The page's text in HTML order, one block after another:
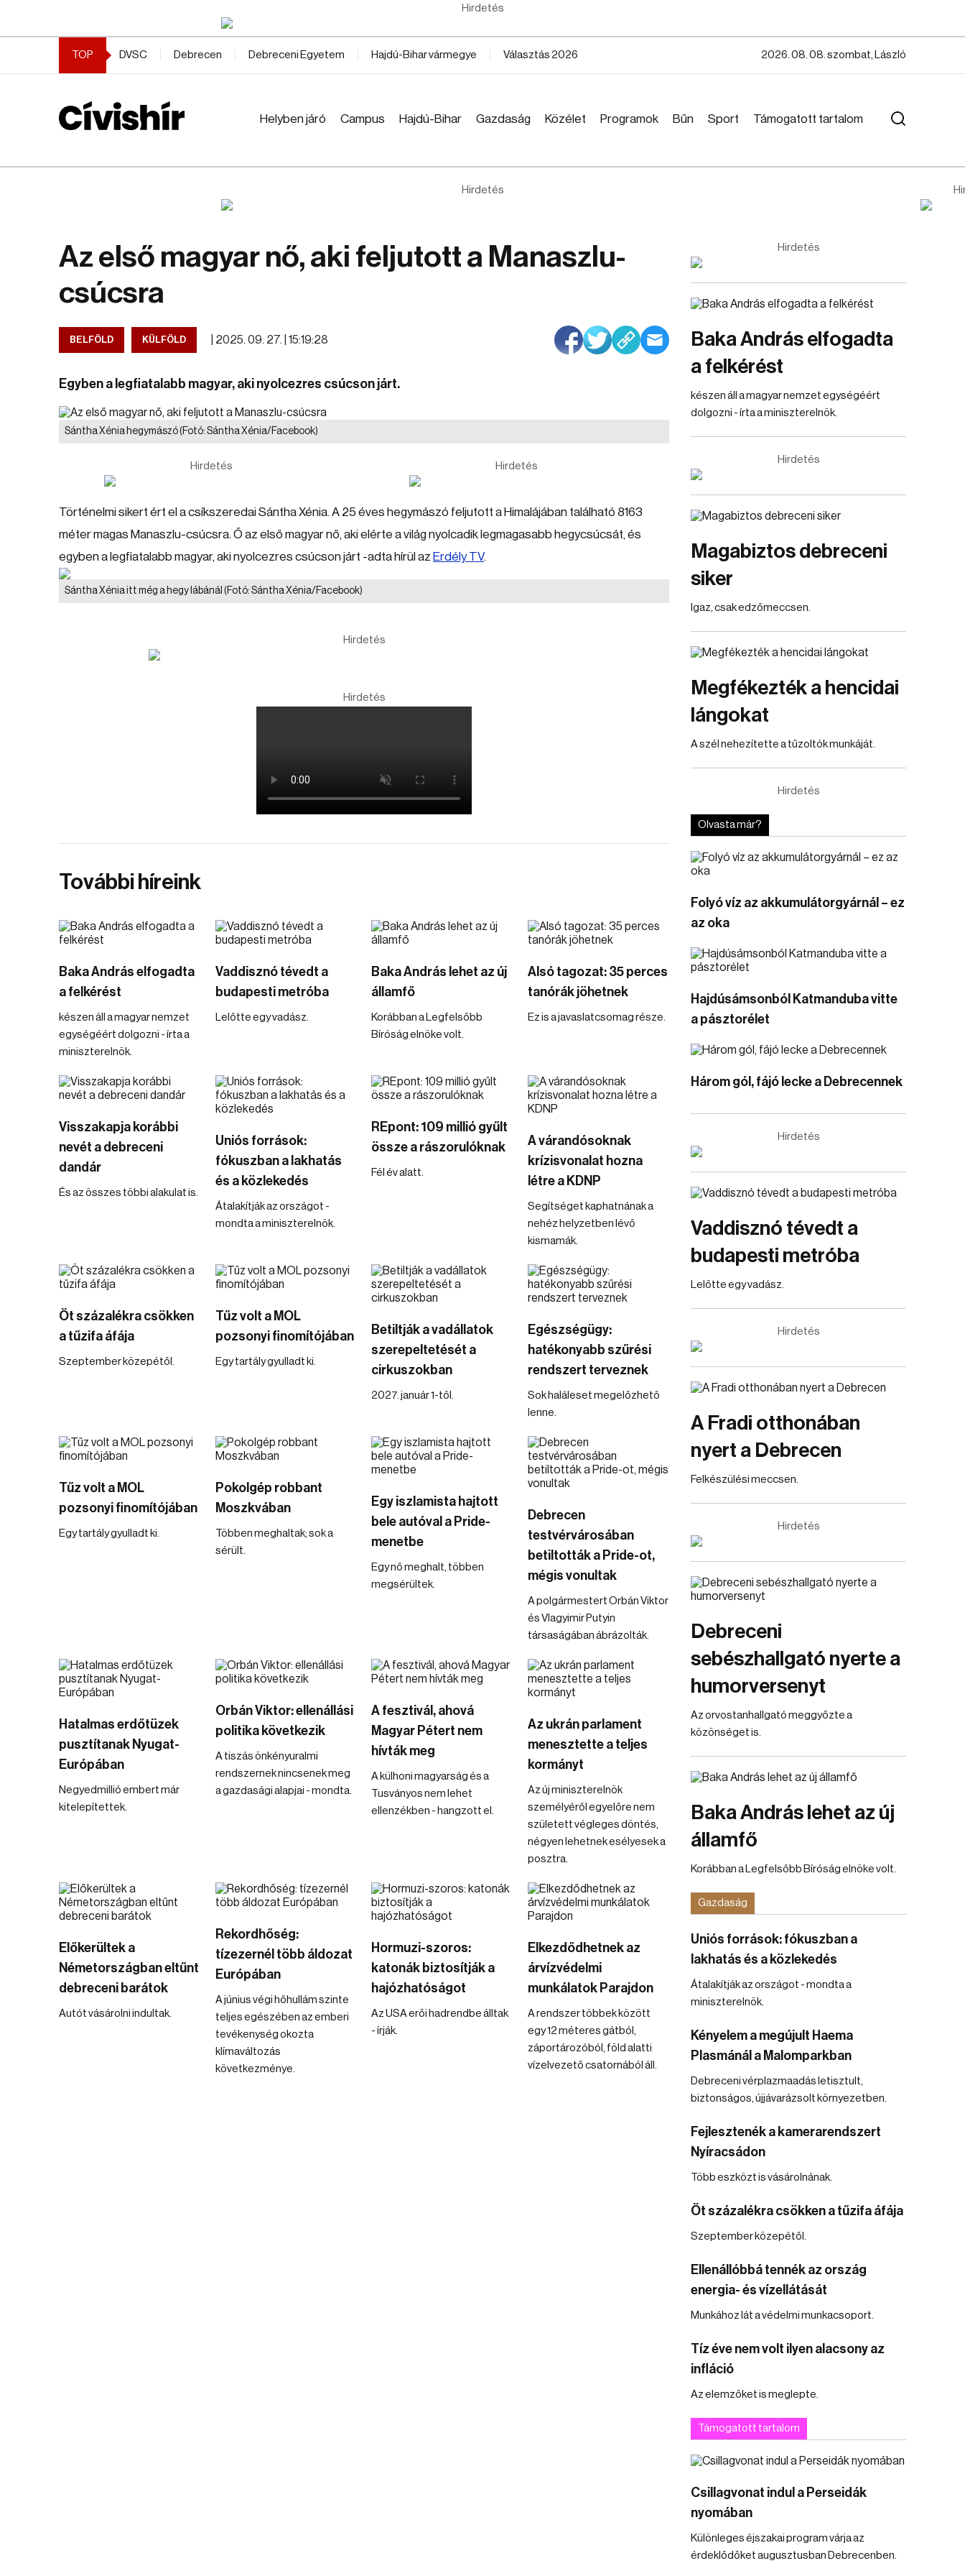
Hirdetés
TOP DVSC Debrecen Debreceni Egyetem Hajdú-Bihar vármegye Választás 2026 2026. 08. 08. szombat, László
Helyben járó Campus Hajdú-Bihar Gazdaság Közélet Programok Bűn Sport Támogatott tartalom
Hirdetés
Az első magyar nő, aki feljutott a Manaszlu-
csúcsra
BELFÖLD KÜLFÖLD 2025. 09. 27. | 15:19:28
Egyben a legfiatalabb magyar, aki nyolcezres csúcson járt.
Sántha Xénia hegymászó(Fotó: Sántha Xénia/Facebook)
Hirdetés Hirdetés
Történelmi sikert ért el a csíkszeredai Sántha Xénia. A 25 éves hegymászó feljutott a Himalájában található 8163
méter magas Manaszlu-csúcsra. Ő az első magyar nő, aki elérte a világ nyolcadik legmagasabb hegycsúcsát, és
egyben a legfiatalabb magyar, aki nyolcezres csúcson járt -adta hírül az Erdély TV.
Sántha Xénia itt még a hegy lábánál (Fotó: Sántha Xénia/Facebook)
Hirdetés
Hirdetés
További híreink
Baka András elfogadta
a felkérést
készen áll a magyar nemzet
egységéért dolgozni - írta a
miniszterelnök.
Vaddisznó tévedt a
budapesti metróba
Lelőtte egy vadász.
Baka András lehet az új
államfő
Korábban a Legfelsőbb
Bíróság elnöke volt.
Alsó tagozat: 35 perces
tanórák jöhetnek
Ez is a javaslatcsomag része.
Visszakapja korábbi
nevét a debreceni
dandár
És az összes többi alakulat is.
Uniós források:
fókuszban a lakhatás
és a közlekedés
Átalakítják az országot -
mondta a miniszterelnök.
REpont: 109 millió gyűlt
össze a rászorulóknak
Fél év alatt.
A várandósoknak
krízisvonalat hozna
létre a KDNP
Segítséget kaphatnának a
nehéz helyzetben lévő
kismamák.
Öt százalékra csökken
a tűzifa áfája
Szeptember közepétől.
Tűz volt a MOL
pozsonyi finomítójában
Egy tartály gyulladt ki.
Betiltják a vadállatok
szerepeltetését a
cirkuszokban
2027. január 1-től.
Egészségügy:
hatékonyabb szűrési
rendszert terveznek
Sok haláleset megelőzhető
lenne.
Tűz volt a MOL
pozsonyi finomítójában
Egy tartály gyulladt ki.
Pokolgép robbant
Moszkvában
Többen meghaltak; sok a
sérült.
Egy iszlamista hajtott
bele autóval a Pride-
menetbe
Egy nő meghalt, többen
megsérültek.
Debrecen
testvérvárosában
betiltották a Pride-ot,
mégis vonultak
A polgármestert Orbán Viktor
és Vlagyimir Putyin
társaságában ábrázolták.
Hatalmas erdőtüzek
pusztítanak Nyugat-
Európában
Negyedmillió embert már
kitelepítettek.
Orbán Viktor: ellenállási
politika következik
A tiszás önkényuralmi
rendszernek nincsenek meg
a gazdasági alapjai - mondta.
A fesztivál, ahová
Magyar Pétert nem
hívták meg
A külhoni magyarság és a
Tusványos nem lehet
ellenzékben - hangzott el.
Az ukrán parlament
menesztette a teljes
kormányt
Az új miniszterelnök
személyéről egyelőre nem
született végleges döntés,
négyen lehetnek esélyesek a
posztra.
Előkerültek a
Németországban eltűnt
debreceni barátok
Autót vásárolni indultak.
Rekordhőség:
tízezernél több áldozat
Európában
A június végi hőhullám szinte
teljes egészében az emberi
tevékenység okozta
klímaváltozás
következménye.
Hormuzi-szoros:
katonák biztosítják a
hajózhatóságot
Az USA erői hadrendbe álltak
- írják.
Elkezdődhetnek az
árvízvédelmi
munkálatok Parajdon
A rendszer többek között
egy 12 méteres gátból,
záportározóból, föld alatti
vízelvezető csatornából áll.
Hirdetés
Baka András elfogadta
a felkérést
készen áll a magyar nemzet egységéért
dolgozni - írta a miniszterelnök.
Hirdetés
Magabiztos debreceni
siker
Igaz, csak edzőmeccsen.
Megfékezték a hencidai
lángokat
A szél nehezítette a tűzoltók munkáját.
Hirdetés
Olvasta már?
Folyó víz az akkumulátorgyárnál – ez
az oka
Hajdúsámsonból Katmanduba vitte
a pásztorélet
Három gól, fájó lecke a Debrecennek
Hirdetés
Vaddisznó tévedt a
budapesti metróba
Lelőtte egy vadász.
Hirdetés
A Fradi otthonában
nyert a Debrecen
Felkészülési meccsen.
Hirdetés
Debreceni
sebészhallgató nyerte a
humorversenyt
Az orvostanhallgató meggyőzte a
közönséget is.
Baka András lehet az új
államfő
Korábban a Legfelsőbb Bíróság elnöke volt.
Gazdaság
Uniós források: fókuszban a
lakhatás és a közlekedés
Átalakítják az országot - mondta a
miniszterelnök.
Kényelem a megújult Haema
Plasmánál a Malomparkban
Debreceni vérplazmaadás letisztult,
biztonságos, újjávarázsolt környezetben.
Fejlesztenék a kamerarendszert
Nyíracsádon
Több eszközt is vásárolnának.
Öt százalékra csökken a tűzifa áfája
Szeptember közepétől.
Ellenállóbbá tennék az ország
energia- és vízellátását
Munkához lát a védelmi munkacsoport.
Tíz éve nem volt ilyen alacsony az
infláció
Az elemzőket is meglepte.
Támogatott tartalom
Csillagvonat indul a Perseidák
nyomában
Különleges éjszakai program várja az
érdeklődőket augusztusban Debrecenben.